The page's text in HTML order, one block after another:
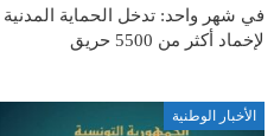
في شهر واحد: تدخل الحماية المدنية
لإخماد أكثر من 5500 حريق
الأخبار الوطنية